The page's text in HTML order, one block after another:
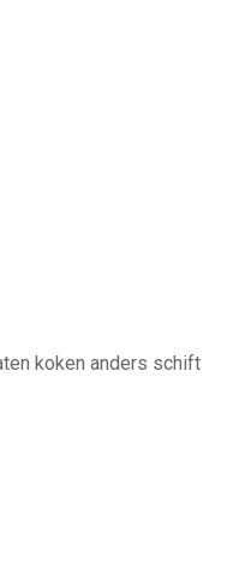
koken anders schift